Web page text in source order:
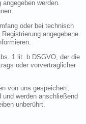
werden.
oder bei technisch
angegebene
1 lit. b DSGVO, der die
oder vorvertraglicher
von uns gespeichert,
werden anschließend
unberührt.